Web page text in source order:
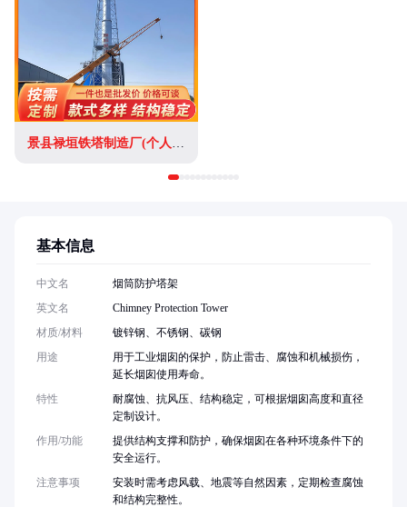
景县禄垣铁塔制造厂(个人独资)
基本信息
中文名
烟筒防护塔架
英文名
Chimney Protection Tower
材质/材料
镀锌钢、不锈钢、碳钢
用途
用于工业烟囱的保护，防止雷击、腐蚀和机械损伤，
延长烟囱使用寿命。
特性
耐腐蚀、抗风压、结构稳定，可根据烟囱高度和直径
定制设计。
作用/功能
提供结构支撑和防护，确保烟囱在各种环境条件下的
安全运行。
注意事项
安装时需考虑风载、地震等自然因素，定期检查腐蚀
和结构完整性。